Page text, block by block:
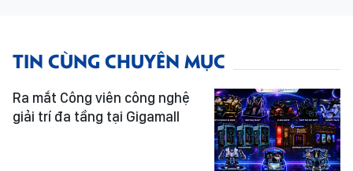
TIN CÙNG CHUYÊN MỤC
Ra mắt Công viên công nghệ
giải trí đa tầng tại Gigamall